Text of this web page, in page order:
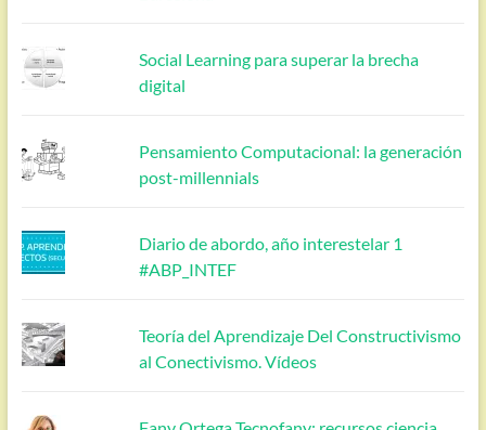
Social Learning para superar la brecha
digital
Pensamiento Computacional: la generación
post-millennials
Diario de abordo, año interestelar 1
#ABP_INTEF
Teoría del Aprendizaje Del Constructivismo
al Conectivismo. Vídeos